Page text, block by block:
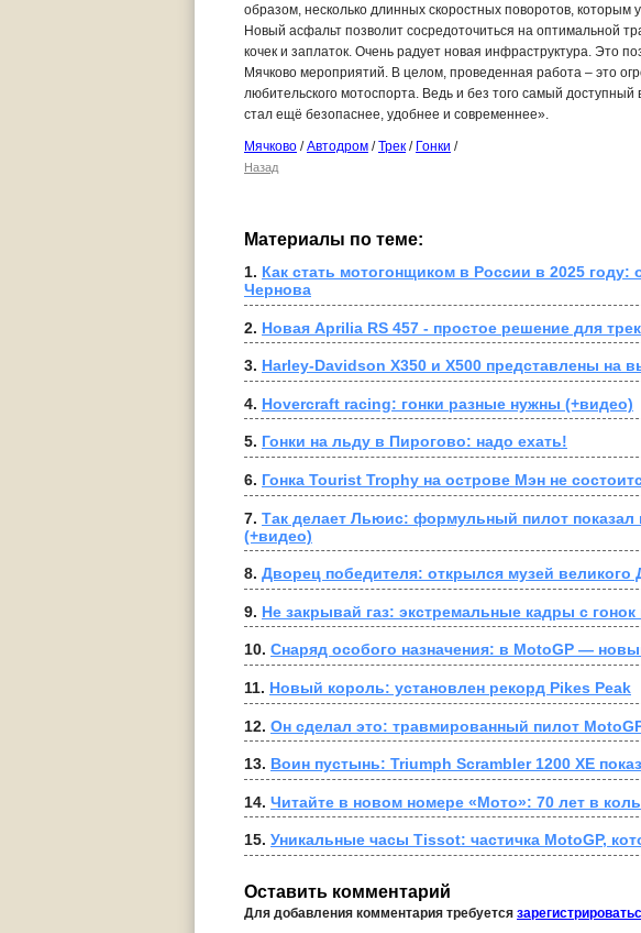
образом, несколько длинных скоростных поворотов,
Новый асфальт позволит сосредоточиться на оптимальной
кочек и заплаток. Очень радует новая инфраструктура. Это
Мячково мероприятий. В целом, проведенная работа – это
любительского мотоспорта. Ведь и без того самый доступный
стал ещё безопаснее, удобнее и современнее».
Мячково /Автодром /Трек / Гонки /
Назад
Материалы по теме:
1. Как стать мотогонщиком в России в 2025 году:
Чернова
2. Новая Aprilia RS 457 - простое решение для
3. Harley-Davidson X350 и X500 представлены на
4. Hovercraft racing: гонки разные нужны (+видео)
5. Гонки на льду в Пирогово: надо ехать!
6. Гонка Tourist Trophy на острове Мэн не
7. Так делает Льюис: формульный пилот показал
(+видео)
8. Дворец победителя: открылся музей великого
9. Не закрывай газ: экстремальные кадры с
10. Снаряд особого назначения: в MotoGP —
11. Новый король: установлен рекорд Pikes Peak
12. Он сделал это: травмированный пилот
13. Воин пустынь: Triumph Scrambler 1200 XE
14. Читайте в новом номере «Мото»: 70 лет в
15. Уникальные часы Tissot: частичка MotoGP,
Оставить комментарий
Для добавления комментария требуется